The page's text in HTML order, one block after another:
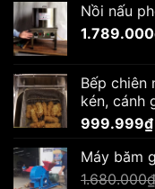
Nồi nấu
1.789.000
Bếp chiên
kén, cánh
999.999₫
Máy băm
1.680.000₫